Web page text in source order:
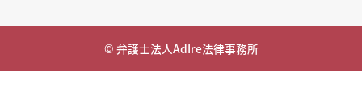
© 弁護士法人AdIre法律事務所